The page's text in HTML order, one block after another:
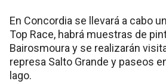
En Concordia se llevará a cabo
Top Race, habrá muestras de
Bairosmoura y se realizarán
represa Salto Grande y paseos
lago.